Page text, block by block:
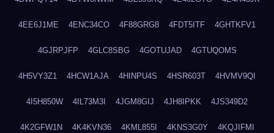
4EE6J1ME 4ENC34CO 4F88GRG8 4FDT5ITF 4GHTKFV1
4GJRPJFP 4GLC8SBG 4GOTUJAD 4GTUQOMS
4H5VY3Z1 4HCW1AJA 4HINPU4S 4HSR603T 4HVMV9QI
4I5H850W 4IL73M3I 4JGM8GIJ 4JH8IPKK 4JS349D2
4K2GFW1N 4K4KVN36 4KML855I 4KNS3G0Y 4KQJIFMI